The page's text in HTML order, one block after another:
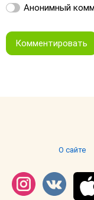
Анонимный
Комментировать
О сайте